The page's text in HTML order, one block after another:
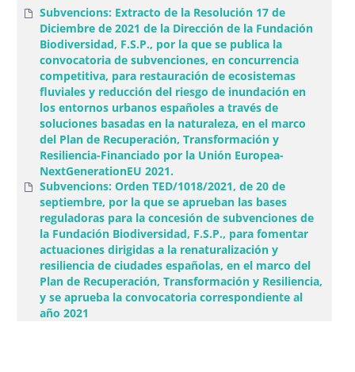
Subvencions: Extracto de la Resolución 17 de
Diciembre de 2021 de la Dirección de la Fundación
Biodiversidad, F.S.P., por la que se publica la
convocatoria de subvenciones, en concurrencia
competitiva, para restauración de ecosistemas
fluviales y reducción del riesgo de inundación en
los entornos urbanos españoles a través de
soluciones basadas en la naturaleza, en el marco
del Plan de Recuperación, Transformación y
Resiliencia-Financiado por la Unión Europea-
NextGenerationEU 2021.
Subvencions: Orden TED/1018/2021, de 20 de
septiembre, por la que se aprueban las bases
reguladoras para la concesión de subvenciones de
la Fundación Biodiversidad, F.S.P., para fomentar
actuaciones dirigidas a la renaturalización y
resiliencia de ciudades españolas, en el marco del
Plan de Recuperación, Transformación y Resiliencia,
y se aprueba la convocatoria correspondiente al
año 2021